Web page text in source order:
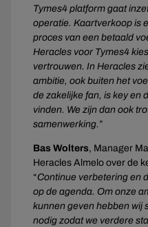
Tymes4 platform gaat
operatie. Kaartverkoop is
proces van een betaald
Heracles voor Tymes4
vertrouwen. In Heracles
ambitie, ook buiten het
de zakelijke fan, is key en
vinden. We zijn dan ook
samenwerking. ”
Bas Wolters, Manager
Heracles Almelo over de
“Continue verbetering en
op de agenda. Om onze
kunnen geven hebben wij
nodig zodat we verdere